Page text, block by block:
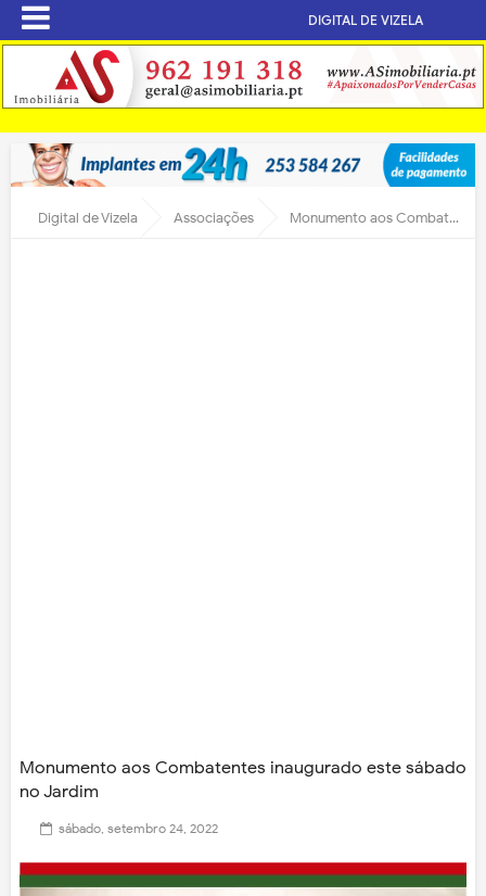
DIGITAL DE VIZELA
Digital de Vizela Associações Monumento aos Combatentes inaugurado este sábado no Jardim
Monumento aos Combatentes inaugurado este sábado
no Jardim
sábado, setembro 24, 2022